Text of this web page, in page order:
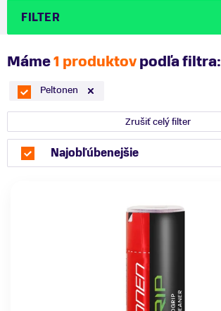
FILTER
Máme1 produktovpodľa filtra:
Peltonen
Zrušiť celý filter
Najobľúbenejšie